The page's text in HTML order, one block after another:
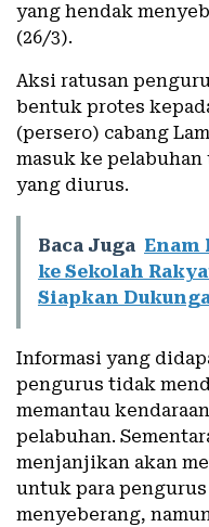
yang hendak
(26/3).
Aksi ratusan
bentuk protes
(persero) cabang
masuk ke
yang diurus.
Baca Juga Enam
ke Sekolah
Siapkan
Informasi yang
pengurus tidak
memantau
pelabuhan.
menjanjikan akan
untuk para
menyeberang,